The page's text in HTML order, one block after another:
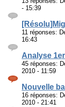
- 15:39
11 réponses:
16:43
Analyse
45 réponses:
2010 - 11:59
Nouvelle
16 réponses:
2010 - 21:41